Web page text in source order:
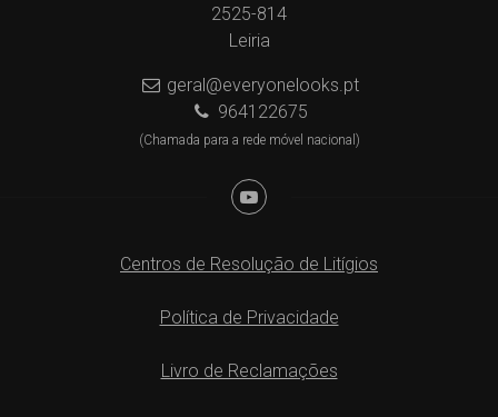
2525-814
Leiria
geral@everyonelooks.pt
964122675
(Chamada para a rede móvel nacional)
Centros de Resolução de Litígios
Política de Privacidade
Livro de Reclamações